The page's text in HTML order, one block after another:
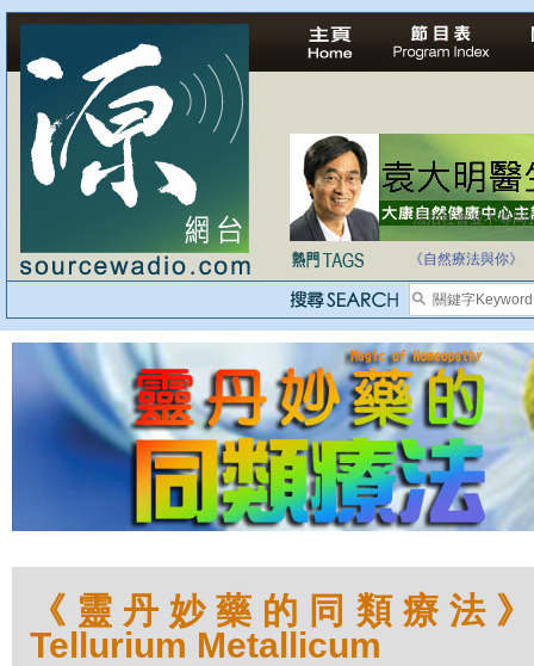
法治社會並不等同
自家教育合法化-
《自然療法與你》
《靈丹妙藥的同類療法
Tellurium Metallicum